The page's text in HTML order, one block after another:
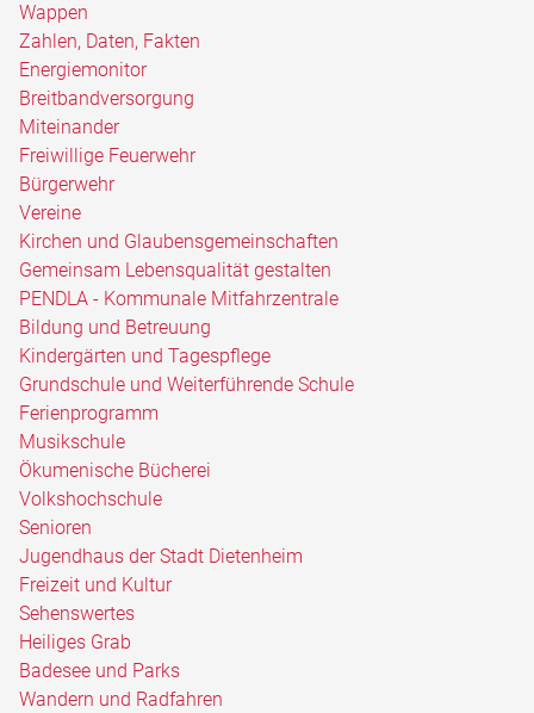
Wappen
Zahlen, Daten, Fakten
Energiemonitor
Breitbandversorgung
Miteinander
Freiwillige Feuerwehr
Bürgerwehr
Vereine
Kirchen und Glaubensgemeinschaften
Gemeinsam Lebensqualität gestalten
PENDLA - Kommunale Mitfahrzentrale
Bildung und Betreuung
Kindergärten und Tagespflege
Grundschule und Weiterführende Schule
Ferienprogramm
Musikschule
Ökumenische Bücherei
Volkshochschule
Senioren
Jugendhaus der Stadt Dietenheim
Freizeit und Kultur
Sehenswertes
Heiliges Grab
Badesee und Parks
Wandern und Radfahren